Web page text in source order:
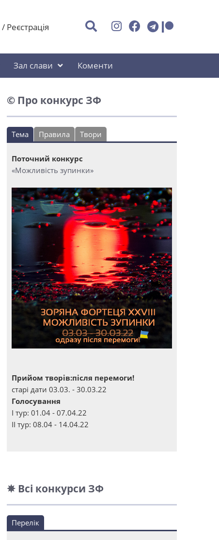
/ Реєстрація
Зал слави Коменти
© Про конкурс ЗФ
Тема Правила Твори
Поточний конкурс
«Можливість зупинки»
Прийом творів:після перемоги!
старі дати 03.03. - 30.03.22
Голосування
І тур: 01.04 - 07.04.22
ІІ тур: 08.04 - 14.04.22
✵ Всі конкурси ЗФ
Перелік